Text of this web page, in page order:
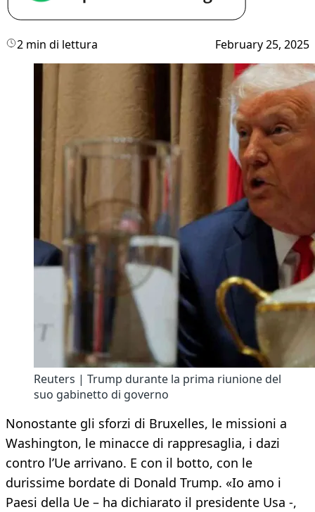
2 min di lettura February 25, 2025
Reuters | Trump durante la prima riunione del
suo gabinetto di governo
Nonostante gli sforzi di Bruxelles, le missioni a
Washington, le minacce di rappresaglia, i dazi
contro l’Ue arrivano. E con il botto, con le
durissime bordate di Donald Trump. «Io amo i
Paesi della Ue – ha dichiarato il presidente Usa -,